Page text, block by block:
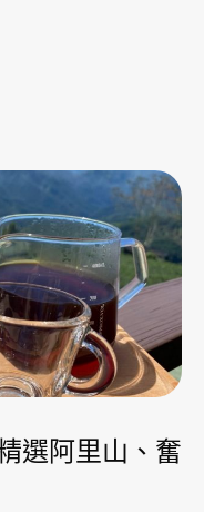
選阿里山、奮